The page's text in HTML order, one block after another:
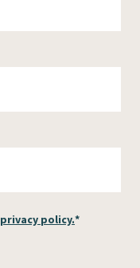
privacy policy.*